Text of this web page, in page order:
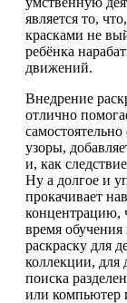
является то,
красками не
ребёнка
движений.
Внедрение
отлично
узоры,
и, как
Ну а долгое и
прокачивает
концентрацию,
время
раскраску для
коллекции, для
поиска
или компьютер